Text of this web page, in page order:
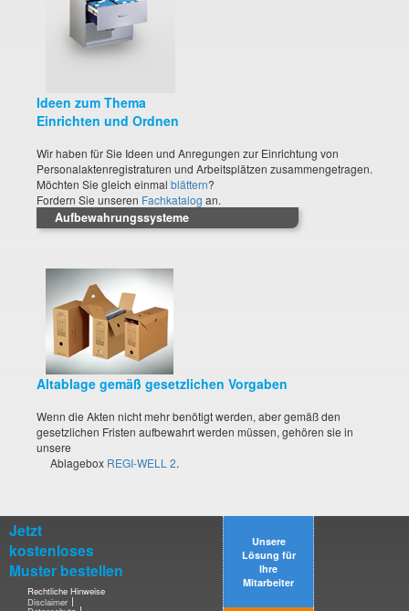
Ideen zum Thema
Einrichten und Ordnen
Wir haben für Sie Ideen und Anregungen zur Einrichtung von
Personalaktenregistraturen und Arbeitsplätzen zusammengetragen.
Möchten Sie gleich einmal blättern?
Fordern Sie unseren Fachkatalog an.
Aufbewahrungssysteme
Altablage gemäß gesetzlichen Vorgaben
Wenn die Akten nicht mehr benötigt werden, aber gemäß den
gesetzlichen Fristen aufbewahrt werden müssen, gehören sie in
unsere
Ablagebox REGI-WELL 2.
Jetzt
kostenloses
Muster bestellen
Rechtliche Hinweise
Disclaimer
Unsere
Lösung für
Ihre
Mitarbeiter